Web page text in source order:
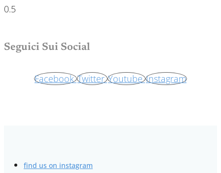
Seguici Sui Social
Facebook Twitter Youtube Instagram
find us on instagram